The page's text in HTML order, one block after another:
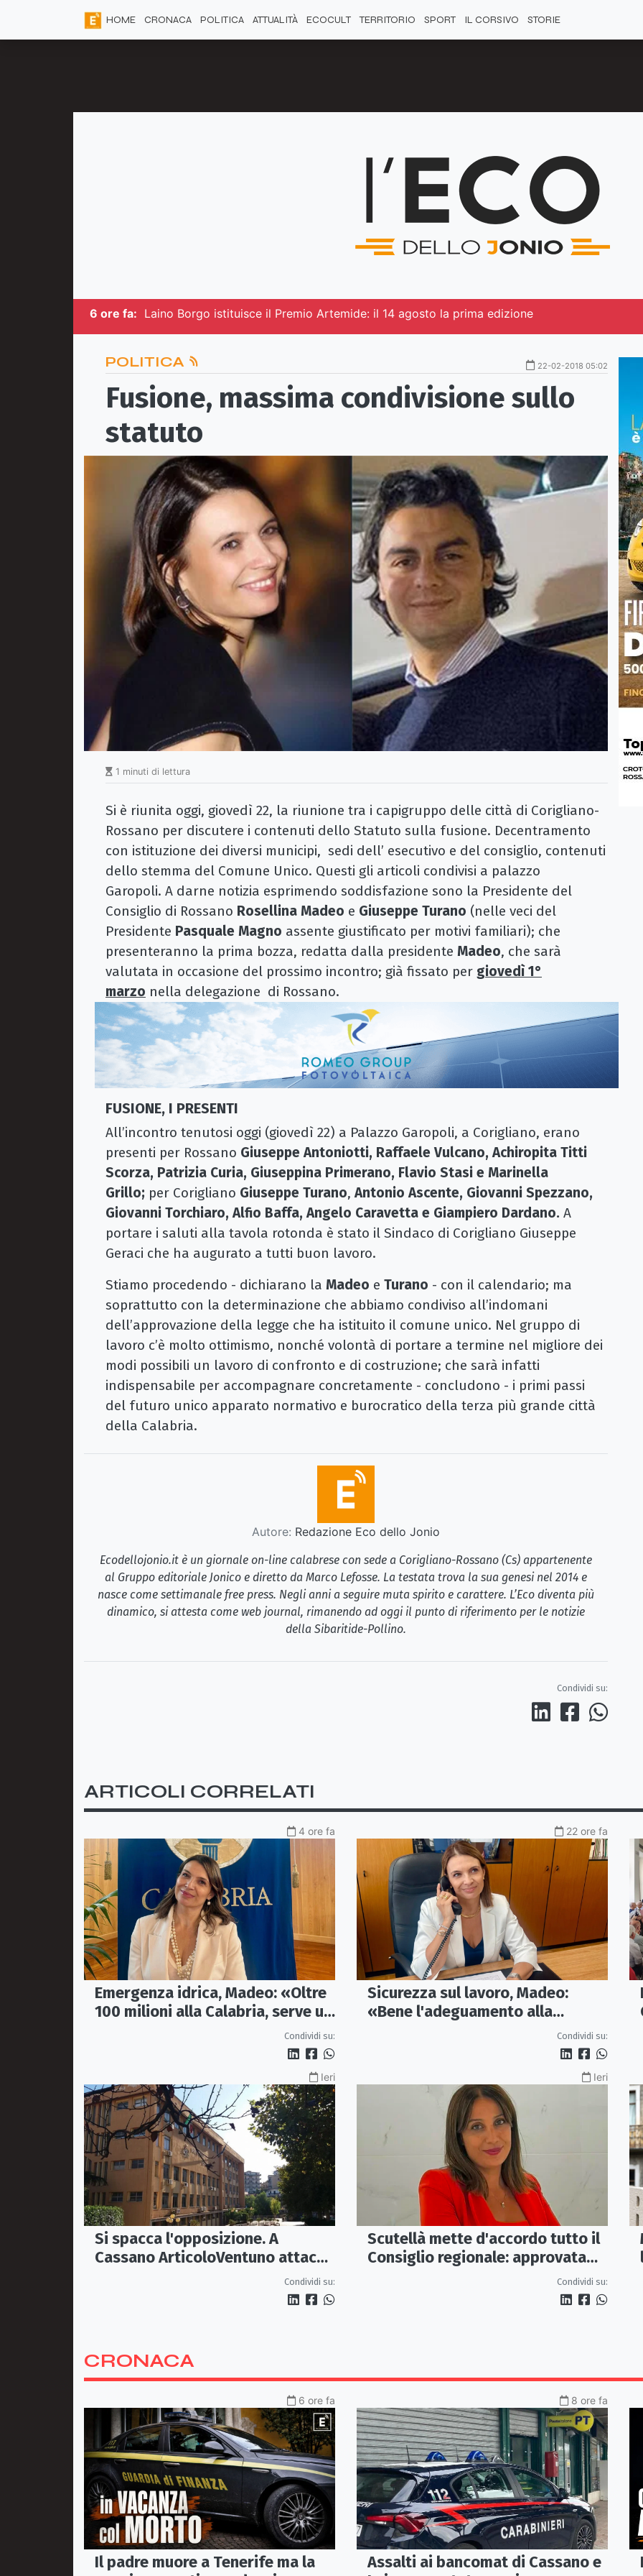
HOME CRONACA POLITICA ATTUALITÀ ECOCULT TERRITORIO SPORT IL CORSIVO STORIE
6 ore fa: Laino Borgo istituisce il Premio Artemide: il 14 agosto la prima edizione
POLITICA 22-02-2018 05:02
Fusione, massima condivisione sullo
statuto
1 minuti di lettura
Si è riunita oggi, giovedì 22, la riunione tra i capigruppo delle città di Corigliano-
Rossano per discutere i contenuti dello Statuto sulla fusione. Decentramento
con istituzione dei diversi municipi, sedi dell’ esecutivo e del consiglio, contenuti
dello stemma del Comune Unico. Questi gli articoli condivisi a palazzo
Garopoli. A darne notizia esprimendo soddisfazione sono la Presidente del
Consiglio di Rossano Rosellina Madeo e Giuseppe Turano (nelle veci del
Presidente Pasquale Magno assente giustificato per motivi familiari); che
presenteranno la prima bozza, redatta dalla presidente Madeo, che sarà
valutata in occasione del prossimo incontro; già fissato per giovedì 1°
marzo nella delegazione di Rossano.
FUSIONE, I PRESENTI
All’incontro tenutosi oggi (giovedì 22) a Palazzo Garopoli, a Corigliano, erano
presenti per Rossano Giuseppe Antoniotti, Raffaele Vulcano, Achiropita Titti
Scorza, Patrizia Curia, Giuseppina Primerano, Flavio Stasi e Marinella
Grillo; per Corigliano Giuseppe Turano, Antonio Ascente, Giovanni Spezzano,
Giovanni Torchiaro, Alfio Baffa, Angelo Caravetta e Giampiero Dardano. A
portare i saluti alla tavola rotonda è stato il Sindaco di Corigliano Giuseppe
Geraci che ha augurato a tutti buon lavoro.
Stiamo procedendo - dichiarano la Madeo e Turano - con il calendario; ma
soprattutto con la determinazione che abbiamo condiviso all’indomani
dell’approvazione della legge che ha istituito il comune unico. Nel gruppo di
lavoro c’è molto ottimismo, nonché volontà di portare a termine nel migliore dei
modi possibili un lavoro di confronto e di costruzione; che sarà infatti
indispensabile per accompagnare concretamente - concludono - i primi passi
del futuro unico apparato normativo e burocratico della terza più grande città
della Calabria.
Autore: Redazione Eco dello Jonio
Ecodellojonio.it è un giornale on-line calabrese con sede a Corigliano-Rossano (Cs) appartenente
al Gruppo editoriale Jonico e diretto da Marco Lefosse. La testata trova la sua genesi nel 2014 e
nasce come settimanale free press. Negli anni a seguire muta spirito e carattere. L’Eco diventa più
dinamico, si attesta come web journal, rimanendo ad oggi il punto di riferimento per le notizie
della Sibaritide-Pollino.
Condividi su:
ARTICOLI CORRELATI
4 ore fa
Emergenza idrica, Madeo: «Oltre
100 milioni alla Calabria, serve un
Condividi su:
22 ore fa
Sicurezza sul lavoro, Madeo:
«Bene l'adeguamento alla
normativa nazionale, servono più
Condividi su:
Ieri
Si spacca l'opposizione. A
Cassano ArticoloVentuno attacca
Avena e ne chiede le dimissioni
Condividi su:
Ieri
Scutellà mette d'accordo tutto il
Consiglio regionale: approvata
mozione per i treni Sibari-Paola
Condividi su:
CRONACA
6 ore fa
Il padre muore a Tenerife ma la
8 ore fa
Assalti ai bancomat di Cassano e